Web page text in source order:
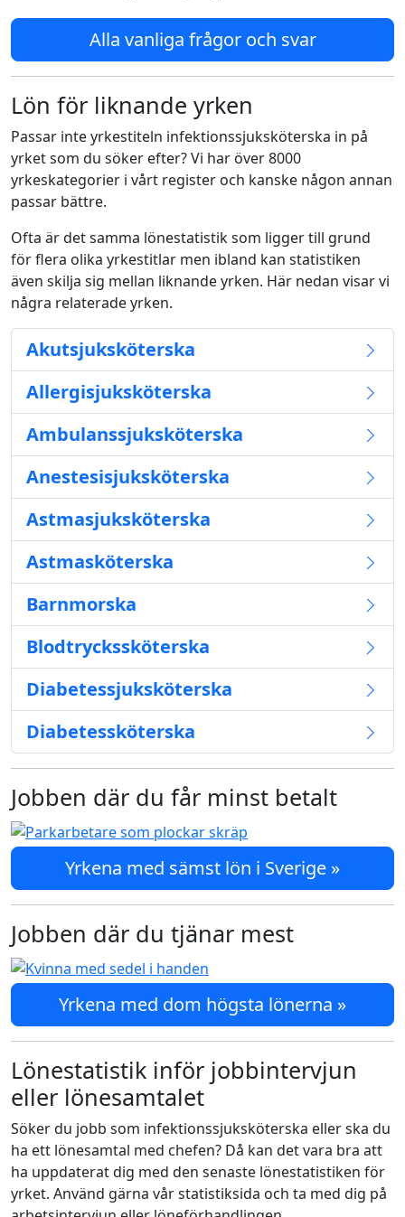
Alla vanliga frågor och svar
Lön för liknande yrken
Passar inte yrkestiteln infektionssjuksköterska in på
yrket som du söker efter? Vi har över 8000
yrkeskategorier i vårt register och kanske någon annan
passar bättre.
Ofta är det samma lönestatistik som ligger till grund
för flera olika yrkestitlar men ibland kan statistiken
även skilja sig mellan liknande yrken. Här nedan visar vi
några relaterade yrken.
Akutsjuksköterska
Allergisjuksköterska
Ambulanssjuksköterska
Anestesisjuksköterska
Astmasjuksköterska
Astmasköterska
Barnmorska
Blodtryckssköterska
Diabetessjuksköterska
Diabetessköterska
Jobben där du får minst betalt
Yrkena med sämst lön i Sverige »
Jobben där du tjänar mest
Yrkena med dom högsta lönerna »
Lönestatistik inför jobbintervjun
eller lönesamtalet
Söker du jobb som infektionssjuksköterska eller ska du
ha ett lönesamtal med chefen? Då kan det vara bra att
ha uppdaterat dig med den senaste lönestatistiken för
yrket. Använd gärna vår statistiksida och ta med dig på